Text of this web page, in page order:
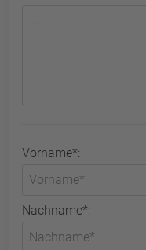
Vorname*:
Nachname*: